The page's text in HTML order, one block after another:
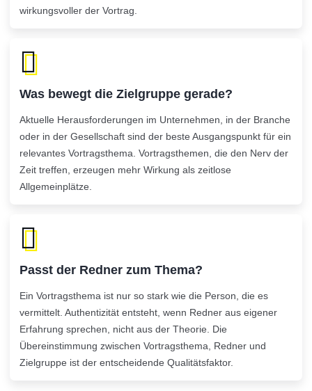
wirkungsvoller der Vortrag.
Was bewegt die Zielgruppe gerade?
Aktuelle Herausforderungen im Unternehmen, in der Branche
oder in der Gesellschaft sind der beste Ausgangspunkt für ein
relevantes Vortragsthema. Vortragsthemen, die den Nerv der
Zeit treffen, erzeugen mehr Wirkung als zeitlose
Allgemeinplätze.
Passt der Redner zum Thema?
Ein Vortragsthema ist nur so stark wie die Person, die es
vermittelt. Authentizität entsteht, wenn Redner aus eigener
Erfahrung sprechen, nicht aus der Theorie. Die
Übereinstimmung zwischen Vortragsthema, Redner und
Zielgruppe ist der entscheidende Qualitätsfaktor.